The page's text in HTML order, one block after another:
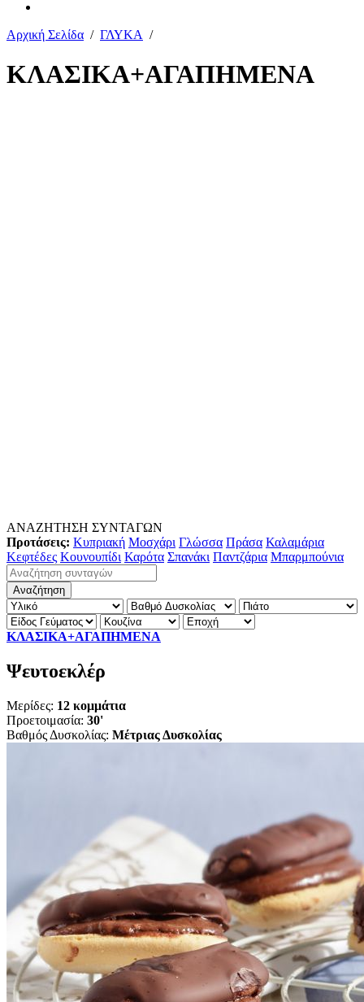
Αρχική Σελίδα / ΓΛΥΚΑ /
ΚΛΑΣΙΚΑ+ΑΓΑΠΗΜΕΝΑ
ΑΝΑΖΗΤΗΣΗ ΣΥΝΤΑΓΩΝ
Προτάσεις: Κυπριακή Μοσχάρι Γλώσσα Πράσα Καλαμάρια
Κεφτέδες Κουνουπίδι Καρότα Σπανάκι Παντζάρια Μπαρμπούνια
ΚΛΑΣΙΚΑ+ΑΓΑΠΗΜΕΝΑ
Ψευτοεκλέρ
Μερίδες: 12 κομμάτια
Προετοιμασία: 30'
Βαθμός Δυσκολίας: Μέτριας Δυσκολίας